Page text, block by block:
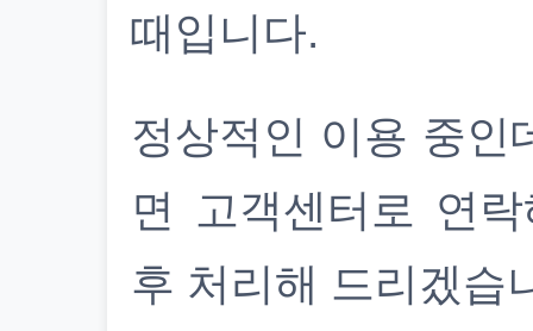
때입니다.
정상적인 이용 중인
면 고객센터로 연
후 처리해 드리겠습